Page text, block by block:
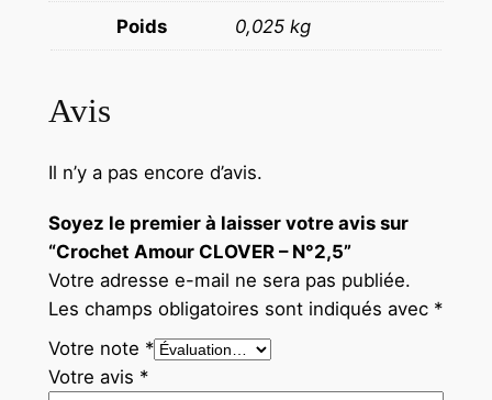
Poids 0,025 kg
Avis
Il n’y a pas encore d’avis.
Soyez le premier à laisser votre avis sur
“Crochet Amour CLOVER – N°2,5”
Votre adresse e-mail ne sera pas publiée.
Les champs obligatoires sont indiqués avec *
Votre note *
Votre avis *